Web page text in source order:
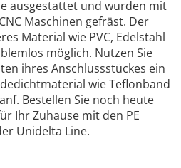
ausgestattet und wurden mit
Maschinen gefräst. Der
Material wie PVC, Edelstahl
möglich. Nutzen Sie
ihres Anschlussstückes ein
wie Teflonband
Bestellen Sie noch heute
Ihr Zuhause mit den PE
Unidelta Line.